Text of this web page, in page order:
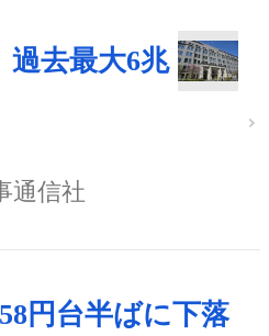
過去最大6兆
通信社
円台半ばに下落